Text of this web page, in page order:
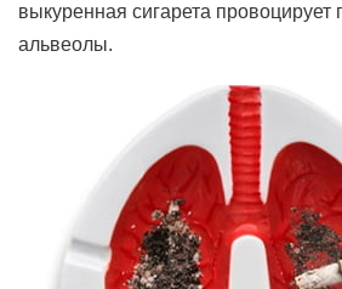
выкуренная сигарета провоцирует
альвеолы.